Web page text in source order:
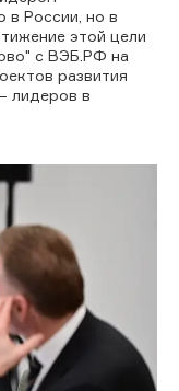
в России, но в
этой цели
с ВЭБ.РФ на
развития
лидеров в